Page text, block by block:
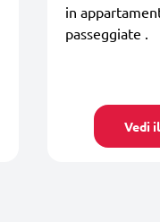
in
passeggiate .
Vedi